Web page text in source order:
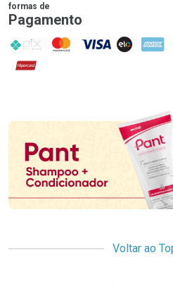
formas de
Pagamento
PIX MasterCard
VISA ELO AMEX
Hipercard
Promoção em
Voltar ao